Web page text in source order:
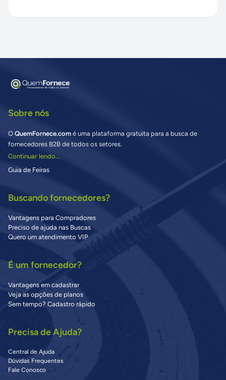
Sobre nós
O QuemFornece.com é uma plataforma gratuita para a busca de
fornecedores B2B de todos os setores.
Continuar lendo...
Guia de Feiras
Buscando fornecedores?
Vantagens para Compradores
Preciso de ajuda nas Buscas
Quero um atendimento VIP
É um fornecedor?
Vantagens em cadastrar
Veja as opções de planos
Sem tempo? Cadastro rápido
Precisa de Ajuda?
Central de Ajuda
Dúvidas Frequentes
Fale Conosco